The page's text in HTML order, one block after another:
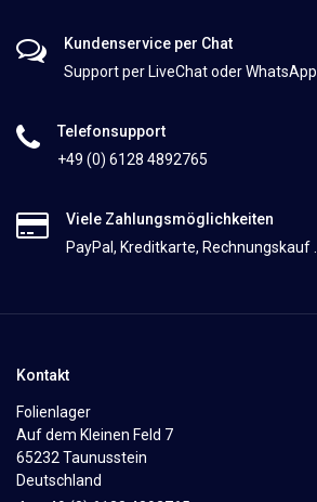
Kundenservice per Chat
Support per LiveChat oder WhatsApp
Telefonsupport
+49 (0) 6128 4892765
Viele Zahlungsmöglichkeiten
PayPal, Kreditkarte, Rechnungskauf ...
Kontakt
Folienlager
Auf dem Kleinen Feld 7
65232 Taunusstein
Deutschland